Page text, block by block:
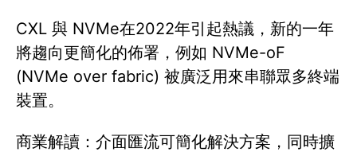
CXL 與 NVMe在2022年引起熱議，新的一年
將趨向更簡化的佈署，例如 NVMe-oF
(NVMe over fabric) 被廣泛用來串聯眾多終端
裝置。
商業解讀：介面匯流可簡化解決方案，同時擴